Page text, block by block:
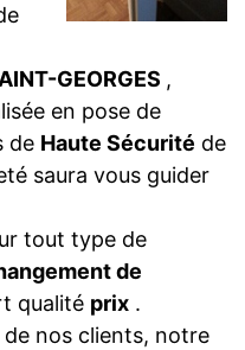
GEORGES ,
en pose de
de Haute Sécurité de
saura vous guider
tout type de
de
qualité prix .
nos clients, notre